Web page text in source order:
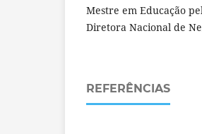
Mestre em Educação
Diretora Nacional de
REFERÊNCIAS